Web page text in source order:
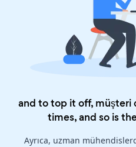
and to top it off,
times, and so is
Ayrıca, uzman